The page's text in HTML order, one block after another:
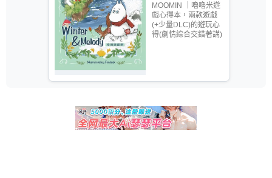
MOOMIN ｜嚕嚕米遊
戲心得本，兩款遊戲
(+少量DLC)的遊玩心
得(劇情綜合交錯著講)